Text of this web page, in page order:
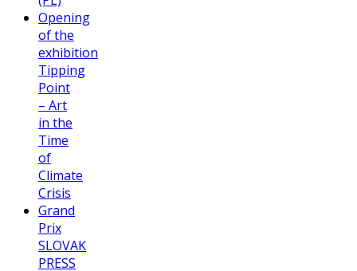
Opening
of the
exhibition
Tipping
Point
– Art
in the
Time
of
Climate
Crisis
Grand
Prix
SLOVAK
PRESS